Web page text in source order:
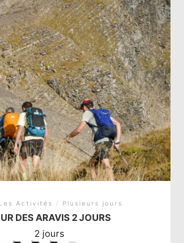
Les Activités / Plusieurs jours
DES ARAVIS 2 JOURS
2 jours